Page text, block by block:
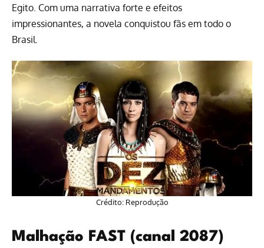
Egito. Com uma narrativa forte e efeitos
impressionantes, a novela conquistou fãs em todo o
Brasil.
Crédito: Reprodução
Malhação FAST (canal 2087)